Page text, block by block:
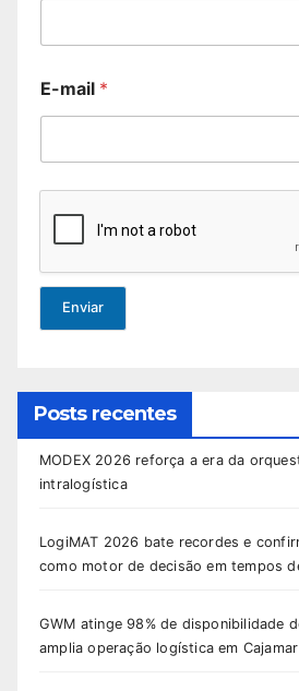
E-mail *
Enviar
Posts recentes
MODEX 2026 reforça a era da
intralogística
LogiMAT 2026 bate recordes e
como motor de decisão em tempos
GWM atinge 98% de disponibilidade
amplia operação logística em Cajamar